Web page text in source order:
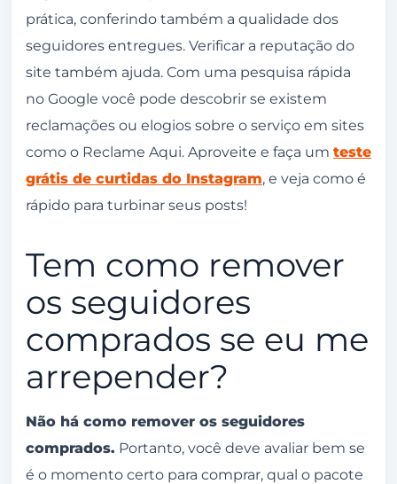
prática, conferindo também a qualidade dos
seguidores entregues. Verificar a reputação do
site também ajuda. Com uma pesquisa rápida
no Google você pode descobrir se existem
reclamações ou elogios sobre o serviço em sites
como o Reclame Aqui. Aproveite e faça um teste
grátis de curtidas do Instagram, e veja como é
rápido para turbinar seus posts!
Tem como remover
os seguidores
comprados se eu me
arrepender?
Não há como remover os seguidores
comprados. Portanto, você deve avaliar bem se
é o momento certo para comprar, qual o pacote